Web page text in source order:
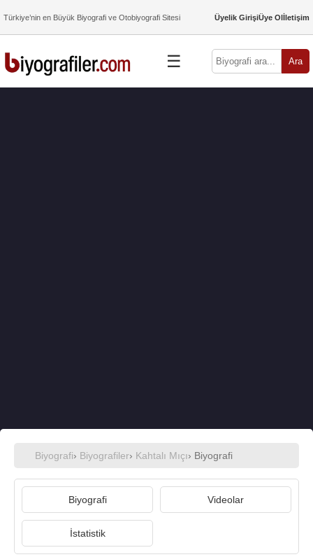
Türkiye’nin en Büyük Biyografi ve Otobiyografi Sitesi Üyelik GirişiÜye Olİletişim
☰ Ara
Biyografi› Biyografiler› Kahtalı Mıçı› Biyografi
Biyografi Videolar
İstatistik